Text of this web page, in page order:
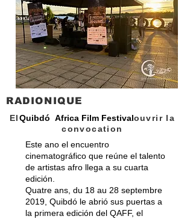
RADIONIQUE
ElQuibdó Africa Film Festivalouvrir la
convocation
Este ano el encuentro
cinematográfico que reúne el talento
de artistas afro llega a su cuarta
edición.
Quatre ans, du 18 au 28 septembre
2019, Quibdó le abrió sus puertas a
la primera edición del QAFF, el